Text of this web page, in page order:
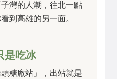
灣的人潮，往北一點
到高雄的另一面。
是吃冰
糖廠站」，出站就是